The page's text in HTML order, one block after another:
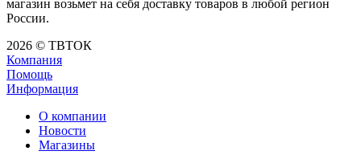
магазин возьмет на себя доставку товаров в любой регион
России.
2026 © ТВТОК
Компания
Помощь
Информация
О компании
Новости
Магазины